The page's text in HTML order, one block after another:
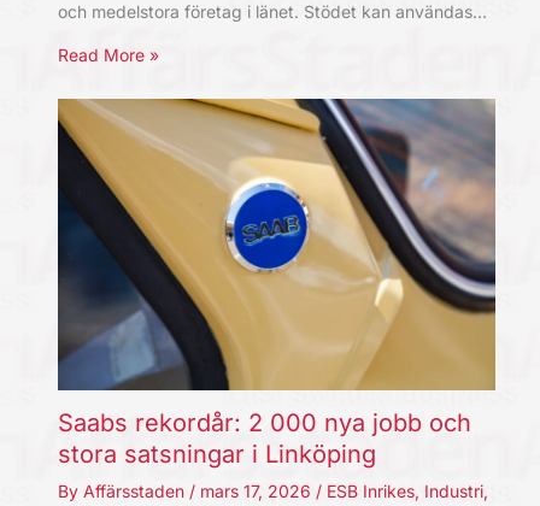
och medelstora företag i länet. Stödet kan användas…
Read More »
Saabs rekordår: 2 000 nya jobb och
stora satsningar i Linköping
By Affärsstaden / mars 17, 2026 / ESB Inrikes, Industri,